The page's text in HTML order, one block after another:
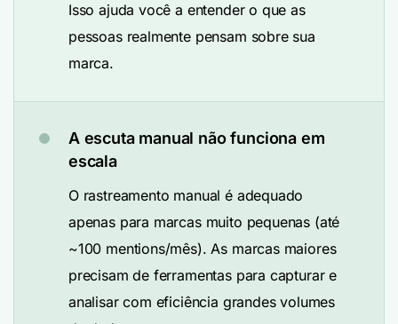
Isso ajuda você a entender o que as
pessoas realmente pensam sobre sua
marca.
A escuta manual não funciona em
escala
O rastreamento manual é adequado
apenas para marcas muito pequenas (até
~100 mentions/mês). As marcas maiores
precisam de ferramentas para capturar e
analisar com eficiência grandes volumes